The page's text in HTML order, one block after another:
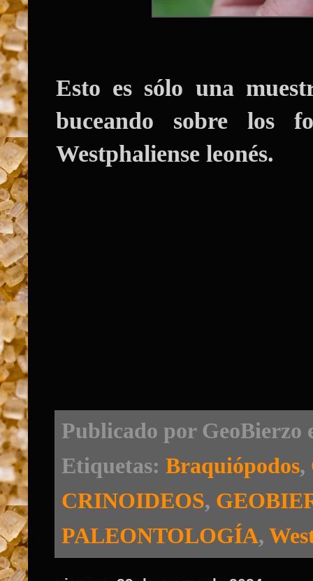
Esto es sólo una
buceando sobre los
Westphaliense leonés.
Publicado por GeoBierzo
Etiquetas: Braquiópodos,
CRINOIDEOS,
PALEONTOLOGÍA,